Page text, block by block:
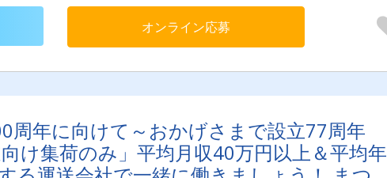
オンライン応募
周年に向けて～おかげさまで設立77周年
け集荷のみ」平均月収40万円以上＆平均年